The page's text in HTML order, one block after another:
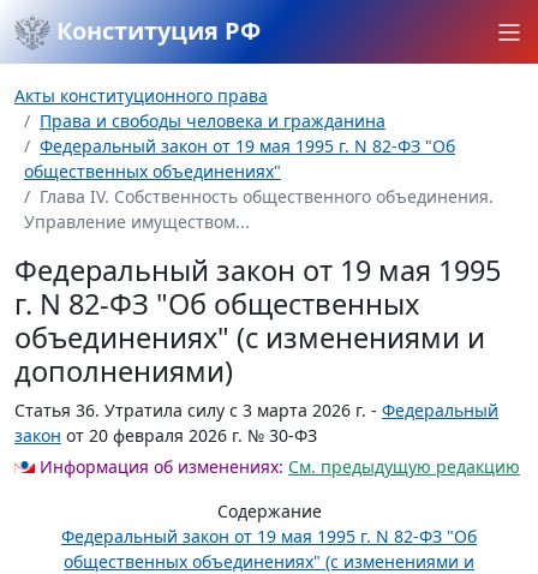
Конституция РФ
Акты конституционного права
Права и свободы человека и гражданина
Федеральный закон от 19 мая 1995 г. N 82-ФЗ "Об
общественных объединениях"
Глава IV. Собственность общественного объединения.
Управление имуществом...
Федеральный закон от 19 мая 1995
г. N 82-ФЗ "Об общественных
объединениях" (с изменениями и
дополнениями)
Статья 36. Утратила силу с 3 марта 2026 г. - Федеральный
закон от 20 февраля 2026 г. № 30-ФЗ
Информация об изменениях: См. предыдущую редакцию
Содержание
Федеральный закон от 19 мая 1995 г. N 82-ФЗ "Об
общественных объединениях" (с изменениями и